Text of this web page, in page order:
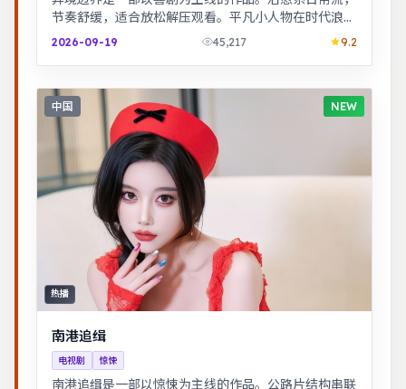
节奏舒缓，适合放松解压观看。平凡小人物在时代浪潮
里做出艰难抉择，最终与自我和解。
2026-09-19 45,217 9.2
中国 NEW
热播
南港追缉
电视剧 惊悚
南港追缉是一部以惊悚为主线的作品。公路片结构串联